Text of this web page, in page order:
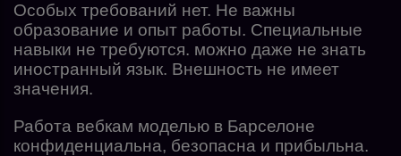
Особых требований нет. Не важны
образование и опыт работы. Специальные
навыки не требуются. можно даже не знать
иностранный язык. Внешность не имеет
значения.
Работа вебкам моделью в Барселоне
конфиденциальна, безопасна и прибыльна.